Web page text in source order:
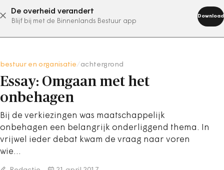
De overheid verandert
Blijf bij met de Binnenlands Bestuur app
Download
abonneer nu
bestuur en organisatie achtergrond
Essay: Omgaan met het
onbehagen
Bij de verkiezingen was maatschappelijk
onbehagen een belangrijk onderliggend thema. In
vrijwel ieder debat kwam de vraag naar voren
wie…